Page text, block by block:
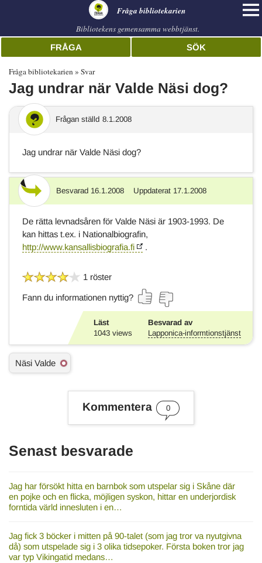
Fråga bibliotekarien
Bibliotekens gemensamma webbtjänst.
FRÅGA SÖK
Fråga bibliotekarien Svar
Jag undrar när Valde Näsi dog?
Frågan ställd 8.1.2008
Jag undrar när Valde Näsi dog?
Svar Besvarad 16.1.2008 Uppdaterat 17.1.2008
De rätta levnadsåren för Valde Näsi är 1903-1993. De
kan hittas t.ex. i Nationalbiografin,
http://www.kansallisbiografia.fi
.
1 röster
Fann du informationen nyttig?
Läst
1043 views
Besvarad av
Lapponica-informtionstjänst
Ä
m
Näsi Valde
Kommentera 0
Senast besvarade
Jag har försökt hitta en barnbok som utspelar sig i Skåne där
en pojke och en flicka, möjligen syskon, hittar en underjordisk
forntida värld innesluten i en…
Jag fick 3 böcker i mitten på 90-talet (som jag tror va nyutgivna
då) som utspelade sig i 3 olika tidsepoker. Första boken tror jag
var typ Vikingatid medans…